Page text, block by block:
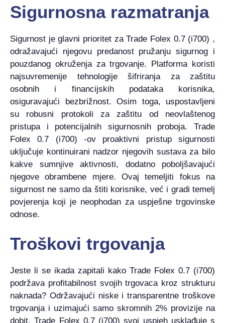
Sigurnosna razmatranja
Sigurnost je glavni prioritet za Trade Folex 0.7 (i700) ,
odražavajući njegovu predanost pružanju sigurnog i
pouzdanog okruženja za trgovanje. Platforma koristi
najsuvremenije tehnologije šifriranja za zaštitu
osobnih i financijskih podataka korisnika,
osiguravajući bezbrižnost. Osim toga, uspostavljeni
su robusni protokoli za zaštitu od neovlaštenog
pristupa i potencijalnih sigurnosnih proboja. Trade
Folex 0.7 (i700) -ov proaktivni pristup sigurnosti
uključuje kontinuirani nadzor njegovih sustava za bilo
kakve sumnjive aktivnosti, dodatno poboljšavajući
njegove obrambene mjere. Ovaj temeljiti fokus na
sigurnost ne samo da štiti korisnike, već i gradi temelj
povjerenja koji je neophodan za uspješne trgovinske
odnose.
Troškovi trgovanja
Jeste li se ikada zapitali kako Trade Folex 0.7 (i700)
podržava profitabilnost svojih trgovaca kroz strukturu
naknada? Održavajući niske i transparentne troškove
trgovanja i uzimajući samo skromnih 2% provizije na
dobit, Trade Folex 0.7 (i700) svoj uspjeh usklađuje s